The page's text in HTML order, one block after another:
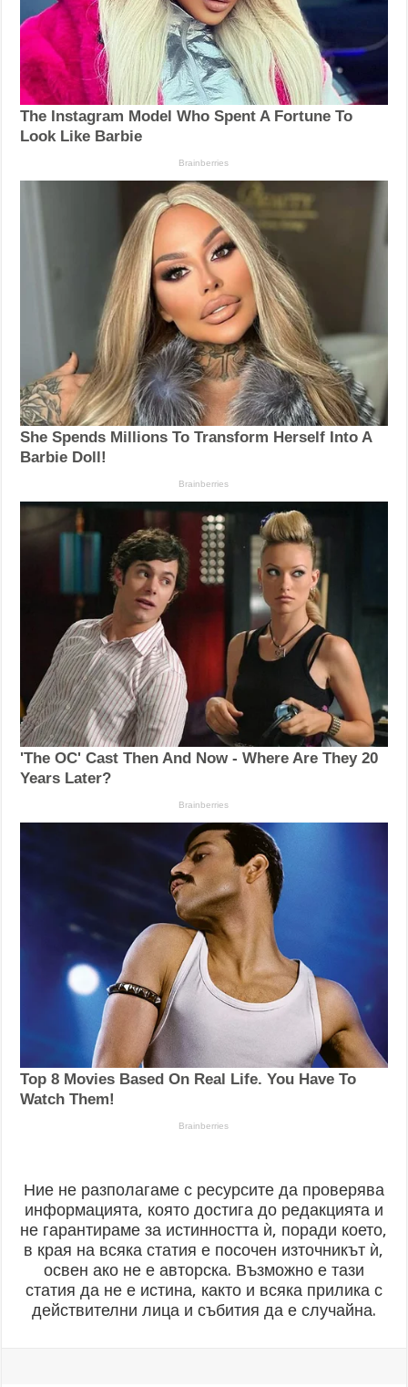
Ние не разполагаме с ресурсите да проверява
информацията, която достига до редакцията и
не гарантираме за истинността ѝ, поради което,
в края на всяка статия е посочен източникът ѝ,
освен ако не е авторска. Възможно е тази
статия да не е истина, както и всяка прилика с
действителни лица и събития да е случайна.